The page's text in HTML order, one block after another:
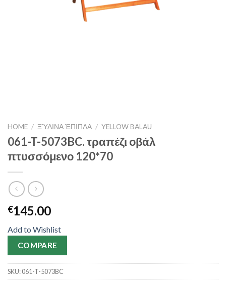
HOME / ΞΎΛΙΝΑ ΈΠΙΠΛΑ / YELLOW BALAU
061-T-5073BC. τραπέζι οβάλ
πτυσσόμενο 120*70
€145.00
Add to Wishlist
COMPARE
SKU:061-T-5073BC